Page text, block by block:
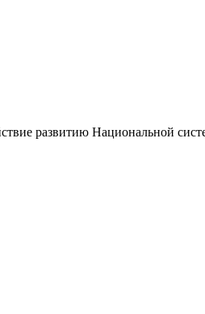
развитию Национальной